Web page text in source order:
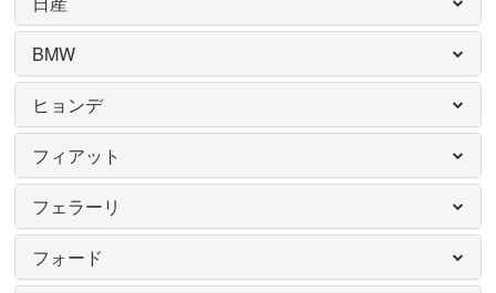
BMW
ヒョンデ
フィアット
フェラーリ
フォード